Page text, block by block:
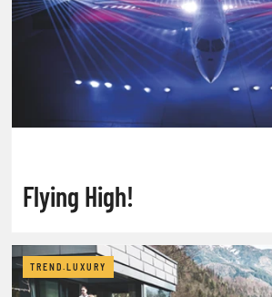
Flying High!
TREND.LUXURY